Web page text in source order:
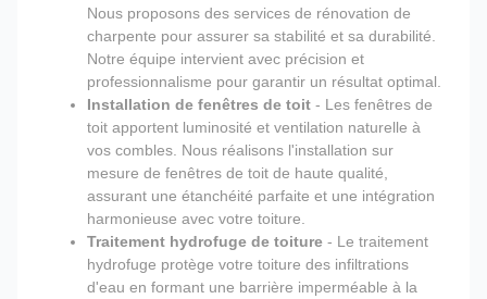
Nous proposons des services de rénovation de
charpente pour assurer sa stabilité et sa durabilité.
Notre équipe intervient avec précision et
professionnalisme pour garantir un résultat optimal.
Installation de fenêtres de toit - Les fenêtres de
toit apportent luminosité et ventilation naturelle à
vos combles. Nous réalisons l'installation sur
mesure de fenêtres de toit de haute qualité,
assurant une étanchéité parfaite et une intégration
harmonieuse avec votre toiture.
Traitement hydrofuge de toiture - Le traitement
hydrofuge protège votre toiture des infiltrations
d'eau en formant une barrière imperméable à la